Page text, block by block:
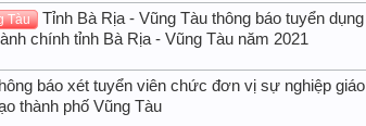
Tàu
Tỉnh Bà Rịa - Vũng Tàu thông báo tuyển dụng
chính tỉnh Bà Rịa - Vũng Tàu năm 2021
báo xét tuyển viên chức đơn vị sự nghiệp giáo
thành phố Vũng Tàu